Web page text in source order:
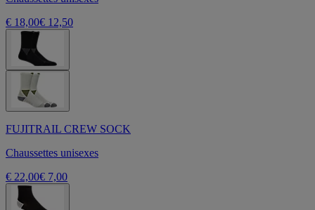
€ 18,00€ 12,50
FUJITRAIL CREW SOCK
Chaussettes unisexes
€ 22,00€ 7,00